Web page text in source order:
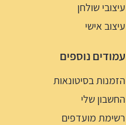
עיצובי שולחן
עיצוב אישי
עמודים נוספים
הזמנות בסיטונאות
החשבון שלי
רשימת מועדפים